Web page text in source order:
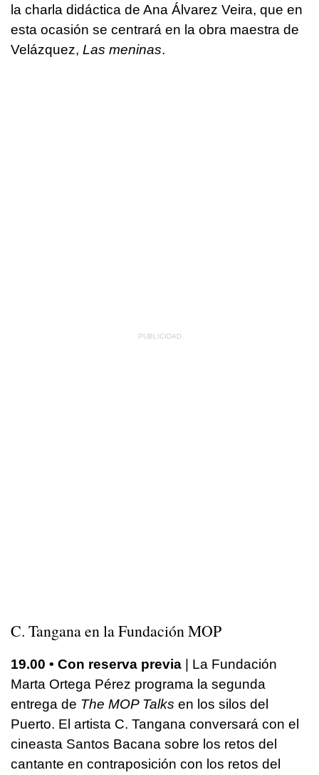
la charla didáctica de Ana Álvarez Veira, que en
esta ocasión se centrará en la obra maestra de
Velázquez, Las meninas.
C. Tanganaen la Fundación MOP
19.00 • Con reserva previa | La Fundación
Marta Ortega Pérez programa la segunda
entrega de The MOP Talks en los silos del
Puerto. El artista C. Tangana conversará con el
cineasta Santos Bacana sobre los retos del
cantante en contraposición con los retos del